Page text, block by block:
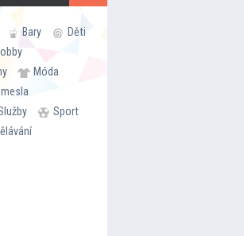
Bary
Děti
Móda
Sport